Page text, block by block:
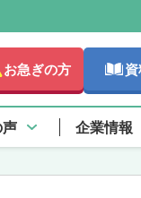
お急ぎの方
企業情報